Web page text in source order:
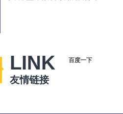
LINK
友情链接
百度一下